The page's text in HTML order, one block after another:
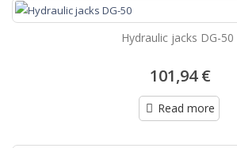
Hydraulic jacks DG-50
101,94 €
Read more